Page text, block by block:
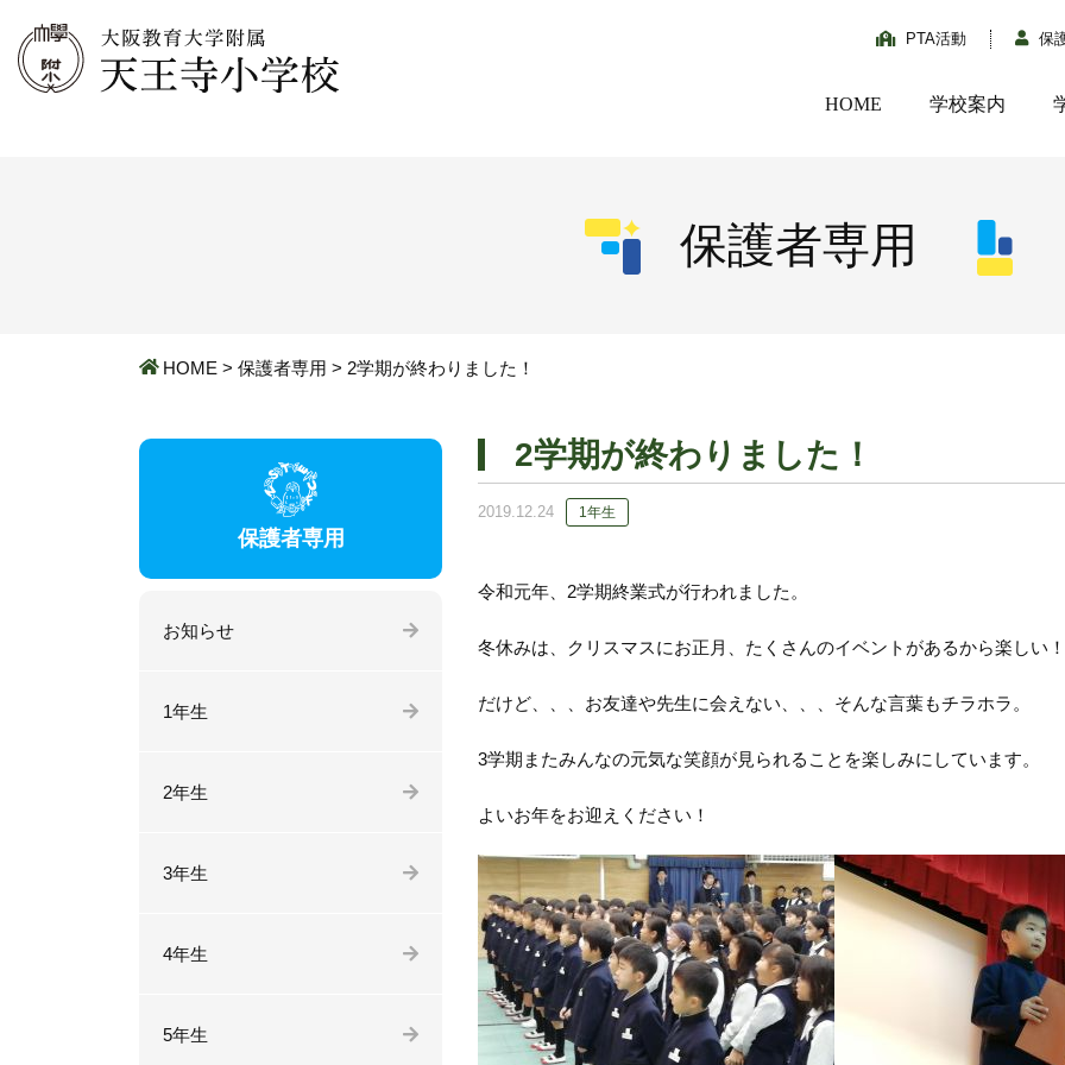
PTA活動 保
HOME 学校案内
保護者専用
HOME > 保護者専用 > 2学期が終わりました！
2学期が終わりました！
2019.12.24 1年生
令和元年、2学期終業式が行われました。
冬休みは、クリスマスにお正月、たくさんのイベントがあるから楽しい
だけど、、、お友達や先生に会えない、、、そんな言葉もチラホラ。
3学期またみんなの元気な笑顔が見られることを楽しみにしています。
よいお年をお迎えください！
保護者専用
お知らせ
1年生
2年生
3年生
4年生
5年生